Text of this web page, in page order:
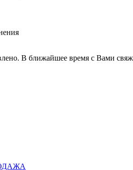
В ближайшее время с Вами